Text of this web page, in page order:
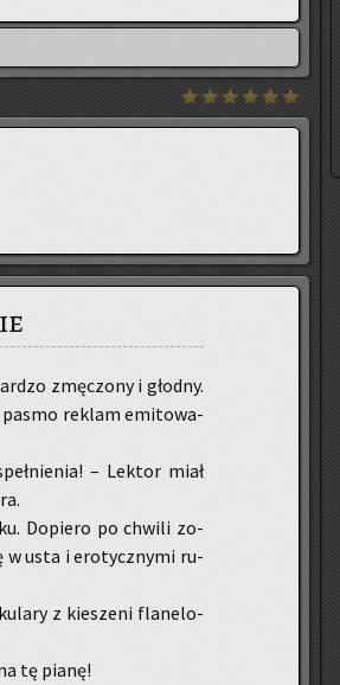
zmę­czo­ny i głod­ny.
pasmo re­klam emi­to­wa­
– Lek­tor miał
Do­pie­ro po chwi­li zo­
w usta i ero­tycz­ny­mi ru­
z kie­sze­ni fla­ne­lo­
tę pianę!